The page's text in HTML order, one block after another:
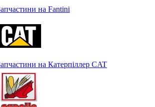
на Fantini
на Катерпіллер CAT